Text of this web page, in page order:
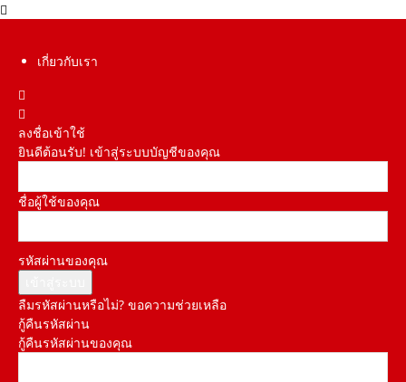
เกี่ยวกับเรา
ลงชื่อเข้าใช้
ยินดีต้อนรับ! เข้าสู่ระบบบัญชีของคุณ
ชื่อผู้ใช้ของคุณ
รหัสผ่านของคุณ
ลืมรหัสผ่านหรือไม่? ขอความช่วยเหลือ
กู้คืนรหัสผ่าน
กู้คืนรหัสผ่านของคุณ